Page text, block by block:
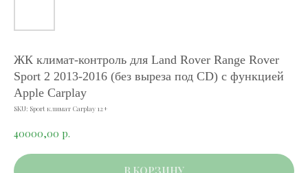
ЖК климат-контроль для Land Rover Range Rover
Sport 2 2013-2016 (без выреза под CD) с функцией
Apple Carplay
SKU: Sport климат Carplay 12+
40000,00 р.